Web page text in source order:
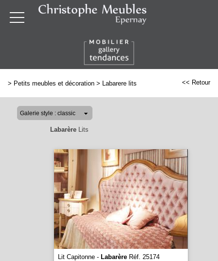
> Petits meubles et décoration > Labarere lits << Retour
LabarèreLits
Lit Capitonne - LabarèreRéf. 25174